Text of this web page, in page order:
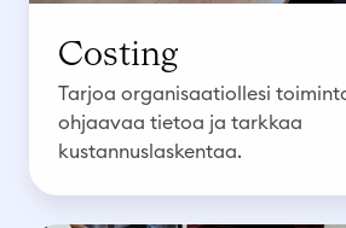
Costing
Tarjoa organisaatiollesi
ohjaavaa tietoa ja tarkkaa
kustannuslaskentaa.